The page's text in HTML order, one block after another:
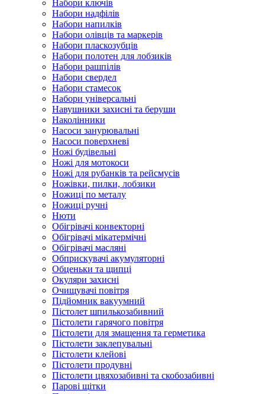
Набори ключів
Набори надфілів
Набори напилків
Набори олівців та маркерів
Набори пласкозубців
Набори полотен для лобзиків
Набори рашпілів
Набори свердел
Набори стамесок
Набори універсальні
Навушники захисні та беруши
Наколінники
Насоси занурювальні
Насоси поверхневі
Ножі будівельні
Ножі для мотокоси
Ножі для рубанків та рейсмусів
Ножівки, пилки, лобзики
Ножиці по металу
Ножиці ручні
Нюти
Обігрівачі конвекторні
Обігрівачі мікатермічні
Обігрівачі масляні
Обприскувачі акумуляторні
Обценьки та щипці
Окуляри захисні
Очищувачі повітря
Підйомник вакуумний
Пістолет шпилькозабивний
Пістолети гарячого повітря
Пістолети для змащення та герметика
Пістолети заклепувальні
Пістолети клейові
Пістолети продувні
Пістолети цвяхозабивні та скобозабивні
Парові щітки